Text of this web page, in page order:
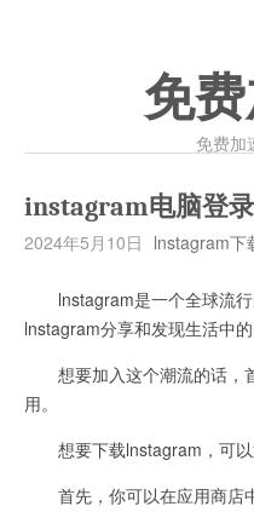
免
免费加
instagram电脑登录
2024年5月10日 lnstagram下
lnstagram是一个全球流行
lnstagram分享和发现生活中的
想要加入这个潮流的话，
用。
想要下载lnstagram，可以
首先，你可以在应用商店